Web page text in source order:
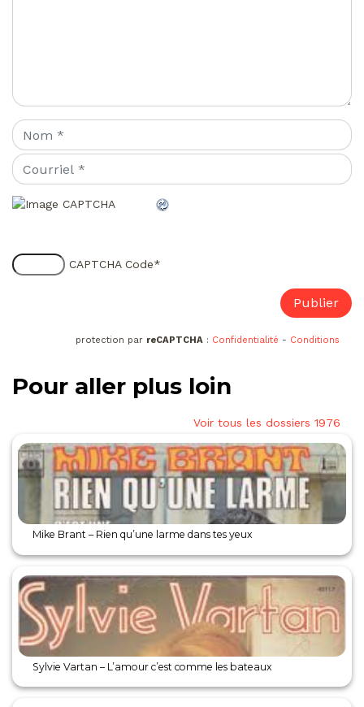
CAPTCHA Code*
protection par reCAPTCHA : Confidentialité - Conditions
Pour aller plus loin
Voir tous les dossiers 1976
Mike Brant – Rien qu’une larme dans tes yeux
Sylvie Vartan – L’amour c’est comme les bateaux